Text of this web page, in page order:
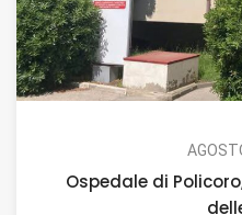
Ospedale di